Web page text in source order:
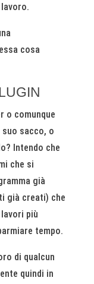
cosa
o comunque
sacco, o
Intendo che
che si
già
già creati) che
più
tempo.
di qualcun
quindi in